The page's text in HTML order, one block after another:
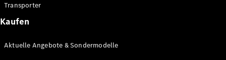
Transporter
Kaufen
Aktuelle Angebote & Sondermodelle